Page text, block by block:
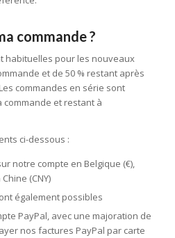
commande ?
habituelles pour les nouveaux
et de 50 % restant après
commandes en série sont
commande et restant à
ci-dessous :
notre compte en Belgique (€),
(CNY)
également possibles
PayPal, avec une majoration de
nos factures PayPal par carte